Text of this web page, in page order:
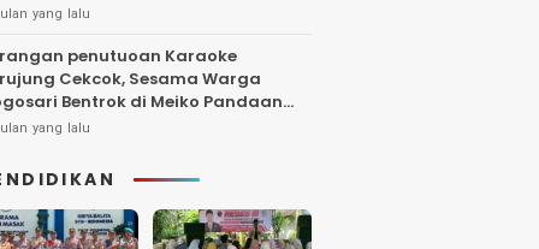
yang lalu
penutuoan Karaoke
Cekcok, Sesama Warga
Bentrok di Meiko Pandaan
Larut Malam
yang lalu